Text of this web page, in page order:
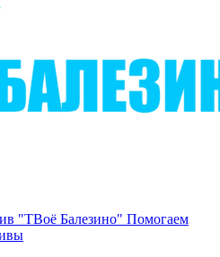
"ТВоё Балезино" Помогаем